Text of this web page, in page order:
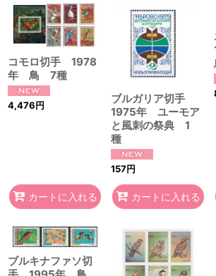
コモロ切手 1978
年 鳥 7種
4,476円
カートに入れる
ブルガリア切手
1975年 ユーモア
と風刺の祭典 1
種
157円
カートに入れる
ブルキナファソ切